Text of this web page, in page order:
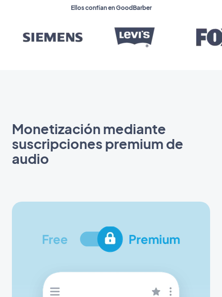
Ellos confían en GoodBarber
Monetización mediante
suscripciones premium de
audio